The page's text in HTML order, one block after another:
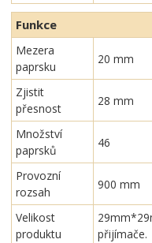
Funkce
Mezera
paprsku
20 mm
Zjistit
přesnost
28 mm
Množství
paprsků
46
Provozní
rozsah
900 mm
Velikost
produktu
přijímače.